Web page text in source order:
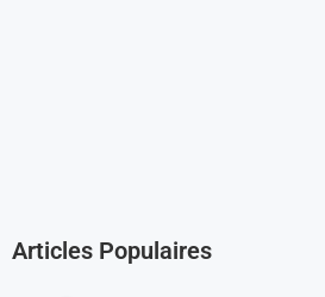
Articles Populaires